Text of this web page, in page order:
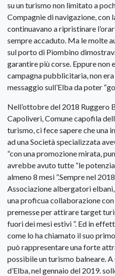
su un turismo non limitato a
Compagnie di navigazione, con
continuavano a ripristinare
sempre accaduto. Ma le molte
sul porto di Piombino
garantire più corse. Eppure non
campagna pubblicitaria, non
messaggio sull’Elba da poter
Nell’ottobre del 2018 Ruggero
Capoliveri, Comune capofila
turismo, ci fece sapere che una
ad una Società specializzata
“con una promozione mirata,
avrebbe avuto tutte “le
almeno 8 mesi ”.Sempre nel
Associazione albergatori
una proficua collaborazione
premesse per attirare target
fuori dei mesi estivi ”. Ed in
come lo ha chiamato il suo
può rappresentare una forte
possibile un turismo balneare.
d’Elba, nel gennaio del 2019.